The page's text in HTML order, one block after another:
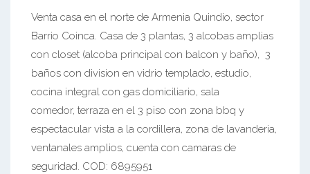
Venta casa en el norte de Armenia Quindio, sector
Barrio Coinca. Casa de 3 plantas, 3 alcobas amplias
con closet (alcoba principal con balcon y baño), 3
baños con division en vidrio templado, estudio,
cocina integral con gas domiciliario, sala
comedor, terraza en el 3 piso con zona bbq y
espectacular vista a la cordillera, zona de lavanderia,
ventanales amplios, cuenta con camaras de
seguridad. COD: 6895951